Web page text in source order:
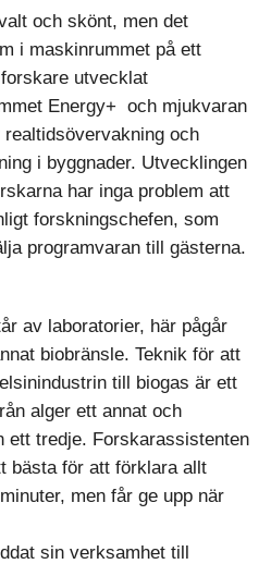
och skönt, men det
i maskinrummet på ett
utvecklat
Energy+ och mjukvaran
och
i byggnader. Utvecklingen
har inga problem att
forskningschefen, som
programvaran till gästerna.
av laboratorier, här pågår
biobränsle. Teknik för att
till biogas är ett
alger ett annat och
ett tredje. Forskarassistenten
bästa för att förklara allt
men får ge upp när
sin verksamhet till